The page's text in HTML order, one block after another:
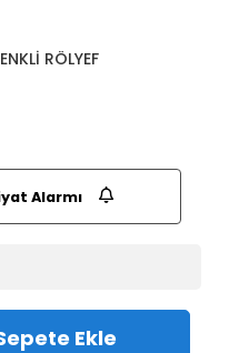
RÖLYEF
Alarmı
Ekle